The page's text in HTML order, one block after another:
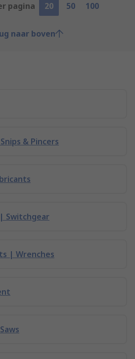
pagina
20 50 100
naar boven
& Pincers
Switchgear
| Wrenches